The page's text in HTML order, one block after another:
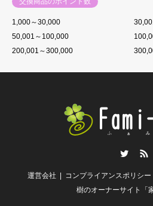
1,000～30,000
50,001～100,000
200,001～300,000
運営会社 コンプライアンスポリシー
樹のオーナーサイト「